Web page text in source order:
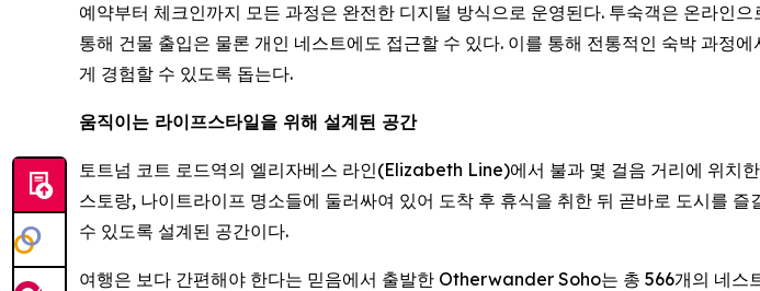
예약부터 체크인까지 모든 과정은 완전한 디지털 방식으로 운영된다. 투숙객은 온라인
통해 건물 출입은 물론 개인 네스트에도 접근할 수 있다. 이를 통해 전통적인 숙박 과정
게 경험할 수 있도록 돕는다.
움직이는 라이프스타일을 위해 설계된 공간
토트넘 코트 로드역의 엘리자베스 라인(Elizabeth Line)에서 불과 몇 걸음 거리에 위
스토랑, 나이트라이프 명소들에 둘러싸여 있어 도착 후 휴식을 취한 뒤 곧바로 도시를
수 있도록 설계된 공간이다.
여행은 보다 간편해야 한다는 믿음에서 출발한 Otherwander Soho는 총 566개의 네